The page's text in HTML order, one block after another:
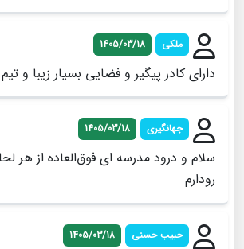
ملکی 1405/03/18
دارای کادر پیگیر و فضایی بسیار زیبا و
جهانگیری 1405/03/18
سلام و درود مدرسه ای فوق‌العاده از هر
رودارم
حبیب حسنی 1405/03/18